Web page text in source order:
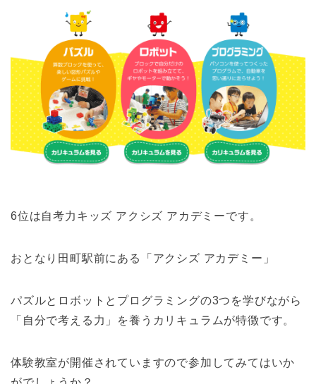
6位は自考力キッズ アクシズ アカデミーです。
おとなり田町駅前にある「アクシズ アカデミー」
パズルとロボットとプログラミングの3つを学びながら
「自分で考える力」を養うカリキュラムが特徴です。
体験教室が開催されていますので参加してみてはいか